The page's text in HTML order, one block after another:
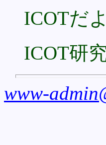
ICOTだ
ICOT研
www-